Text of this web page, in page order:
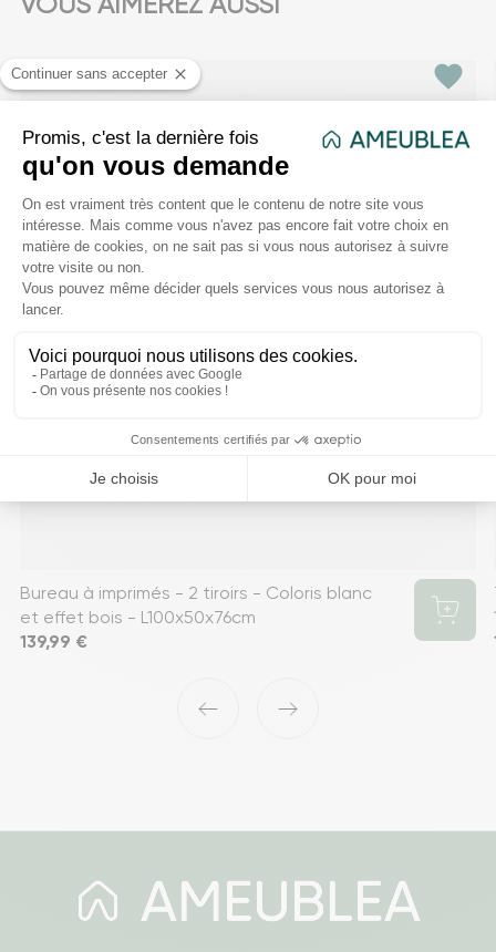
favorite
Bureau à imprimés - 2 tiroirs - Coloris blanc
et effet bois - L100x50x76cm
Prix
139,99 €
‹ ›